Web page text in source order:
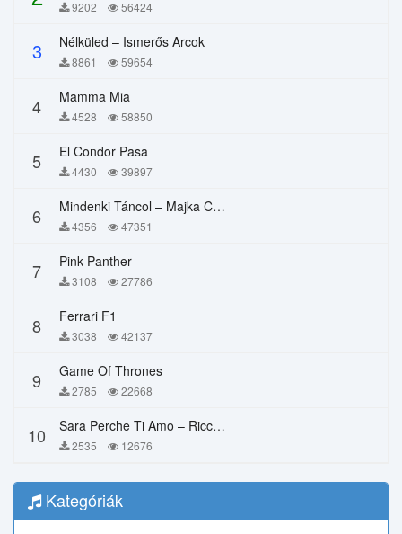
9202 56424
3 Nélküled – Ismerős Arcok
8861 59654
4 Mamma Mia
4528 58850
5 El Condor Pasa
4430 39897
6 Mindenki Táncol – Majka Curtis, Péter Majoros
4356 47351
7 Pink Panther
3108 27786
8 Ferrari F1
3038 42137
9 Game Of Thrones
2785 22668
10 Sara Perche Ti Amo – Ricchi E Poveri
2535 12676
Kategóriák